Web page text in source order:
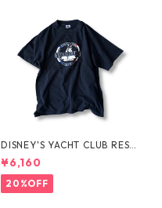
DISNEY'S YACHT CLUB RESO
RT Tee
¥6,160
20%OFF